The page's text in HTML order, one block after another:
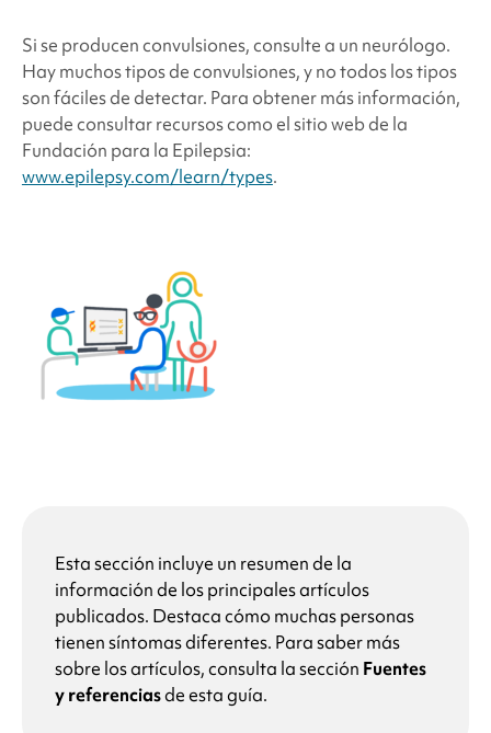
Si se producen convulsiones, consulte a un neurólogo.
Hay muchos tipos de convulsiones, y no todos los tipos
son fáciles de detectar. Para obtener más información,
puede consultar recursos como el sitio web de la
Fundación para la Epilepsia:
www.epilepsy.com/learn/types.
Esta sección incluye un resumen de la
información de los principales artículos
publicados. Destaca cómo muchas personas
tienen síntomas diferentes. Para saber más
sobre los artículos, consulta la sección Fuentes
y referenciasde esta guía.